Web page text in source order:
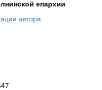
епархии
автора